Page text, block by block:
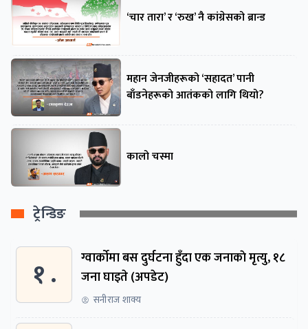
‘चार तारा’ र ‘रुख’ नै कांग्रेसको ब्रान्ड
महान जेनजीहरूको ‘सहादत’ पानी
बाँडनेहरूको आतंकको लागि थियो?
कालो चस्मा
ट्रेन्डिङ
१ .
ग्वार्काेमा बस दुर्घटना हुँदा एक जनाकाे मृत्यु, १८
जना घाइते (अपडेट)
सनीराज शाक्य